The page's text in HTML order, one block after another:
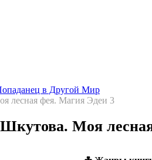
в Другой Мир
лесная фея. Магия Эдеи 3
Моя